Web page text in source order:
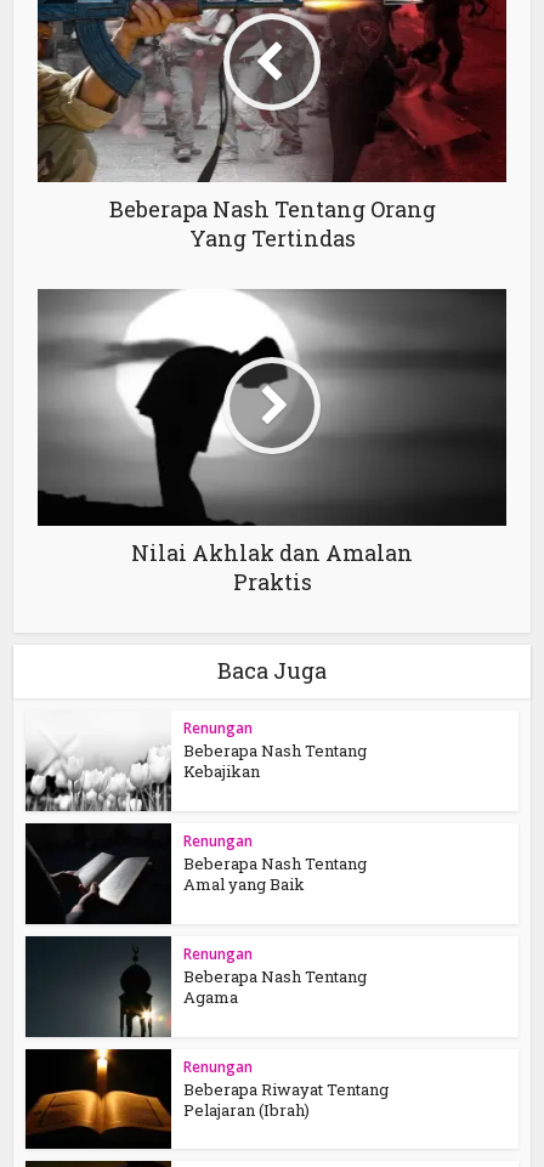
Beberapa Nash Tentang Orang
Yang Tertindas
Nilai Akhlak dan Amalan
Praktis
Baca Juga
Renungan
Beberapa Nash Tentang
Kebajikan
Renungan
Beberapa Nash Tentang
Amal yang Baik
Renungan
Beberapa Nash Tentang
Agama
Renungan
Beberapa Riwayat Tentang
Pelajaran (Ibrah)